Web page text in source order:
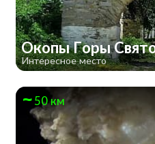
Окопы Горы
Интересное место
50 км